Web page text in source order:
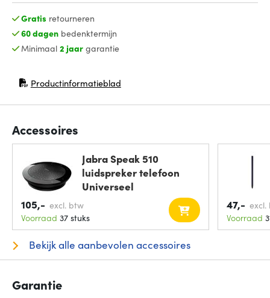
Gratis retourneren
60 dagenbedenktermijn
Minimaal 2 jaargarantie
Productinformatieblad
(opent in nieuw venster)
Accessoires
Jabra Speak 510
luidspreker telefoon
Universeel
105,- excl. btw
Voorraad 37 stuks
47,- excl.
Voorraad
Bekijk alle aanbevolen accessoires
Garantie